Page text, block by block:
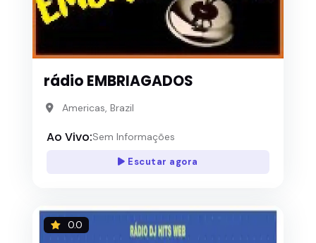
rádio EMBRIAGADOS
Americas, Brazil
Ao Vivo:Sem Informações
Escutar agora
0.0